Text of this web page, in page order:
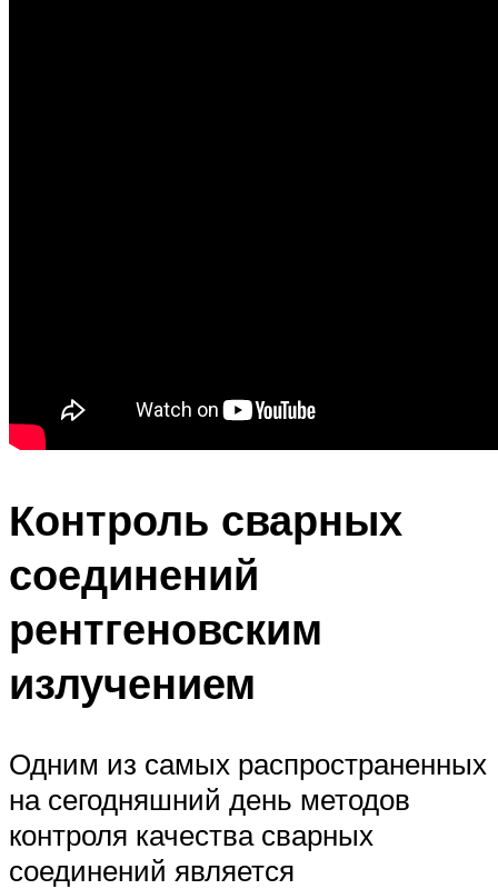
Контроль сварных
соединений
рентгеновским
излучением
Одним из самых распространенных
на сегодняшний день методов
контроля качества сварных
соединений является